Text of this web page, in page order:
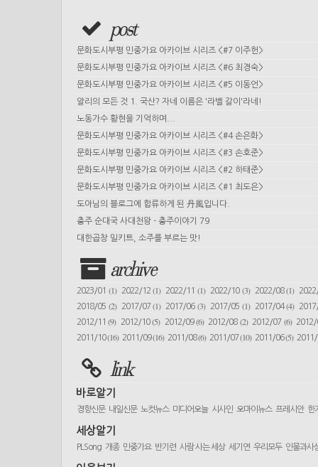
post
문화도시부평 민중가요 아카이브 시리즈 <#7 이주헌>
문화도시부평 민중가요 아카이브 시리즈 <#6 최경숙>
문화도시부평 민중가요 아카이브 시리즈 <#5 이동언>
알리의 모든 것 1. 국산? 자네 이름은 '라벨 갈이'라네!
노동가수 황현을 기억하며...
문화도시부평 민중가요 아카이브 시리즈 <#4 손은화>
문화도시부평 민중가요 아카이브 시리즈 <#3 손호준>
문화도시부평 민중가요 아카이브 시리즈 <#2 하태준>
문화도시부평 민중가요 아카이브 시리즈 <#1 최도은>
도아님의 블로그에 합류하게 된 丹風입니다.
충주 순대국 사대천왕 - 충주이야기 79
대한곱창 밀키트, 소주를 부르는 맛!
archive
2023/01 (1) 2022/12(1) 2022/11(1) 2022/10 (3) 2022/08(1)
2018/05 (2) 2017/07(1) 2017/06(3) 2017/05 (1) 2017/04(4)
2012/11(9) 2012/10(5) 2012/09(6) 2012/08 (2) 2012/07 (6)
2011/10(16) 2011/09(16) 2011/08(6) 2011/07(10) 2011/06(5)
link
바로알기
경향신문 내일신문 노컷뉴스 미디어오늘 시사인 오마이뉴스 프레시안 한
세상알기
PLSong 개종 민중가요 반기련 사람 사는 세상 세기연 우리모두 인물과사